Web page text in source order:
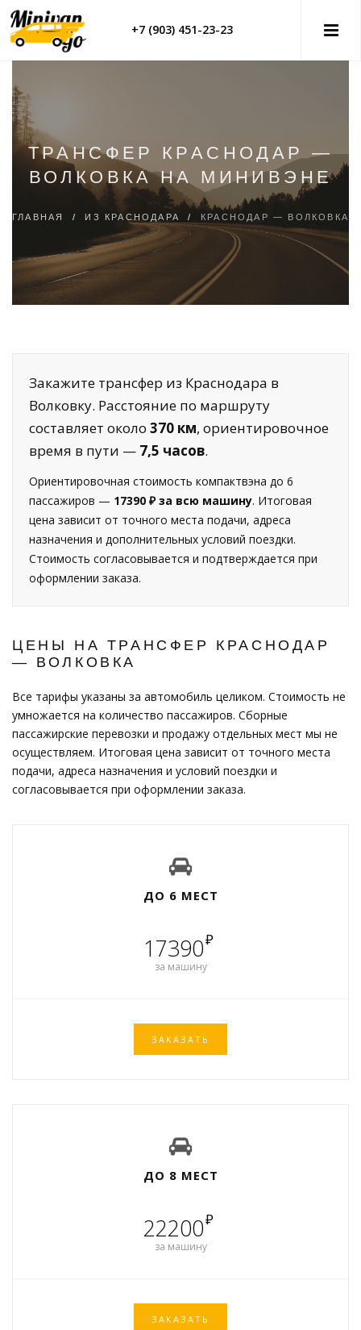
+7 (903) 451-23-23
ТРАНСФЕР КРАСНОДАР —
ВОЛКОВКА НА МИНИВЭНЕ
ГЛАВНАЯ / ИЗ КРАСНОДАРА / КРАСНОДАР — ВОЛКОВКА
Закажите трансфер из Краснодара в
Волковку. Расстояние по маршруту
составляет около 370 км, ориентировочное
время в пути — 7,5 часов.
Ориентировочная стоимость компактвэна до 6
пассажиров — 17390 ₽ за всю машину. Итоговая
цена зависит от точного места подачи, адреса
назначения и дополнительных условий поездки.
Стоимость согласовывается и подтверждается при
оформлении заказа.
ЦЕНЫ НА ТРАНСФЕР КРАСНОДАР
— ВОЛКОВКА
Все тарифы указаны за автомобиль целиком. Стоимость не
умножается на количество пассажиров. Сборные
пассажирские перевозки и продажу отдельных мест мы не
осуществляем. Итоговая цена зависит от точного места
подачи, адреса назначения и условий поездки и
согласовывается при оформлении заказа.
ДО 6 МЕСТ
17390₽
за машину
ЗАКАЗАТЬ
ДО 8 МЕСТ
22200₽
за машину
ЗАКАЗАТЬ